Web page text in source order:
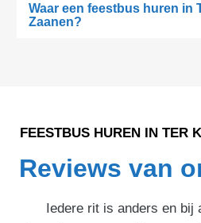
Waar een feestbus huren in
Zaanen?
FEESTBUS HUREN IN TER
Reviews van
Iedere rit is anders en bij